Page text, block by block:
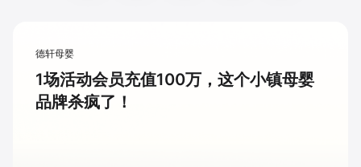
德轩母婴
1场活动会员充值100万，这个小镇母婴
品牌杀疯了！